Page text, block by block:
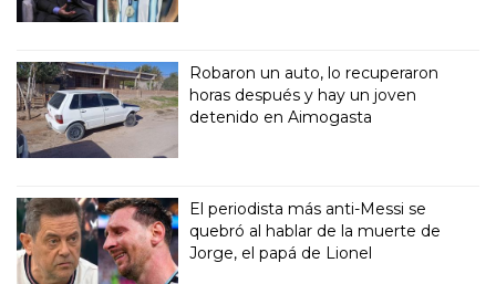
Robaron un auto, lo recuperaron
horas después y hay un joven
detenido en Aimogasta
El periodista más anti-Messi se
quebró al hablar de la muerte de
Jorge, el papá de Lionel